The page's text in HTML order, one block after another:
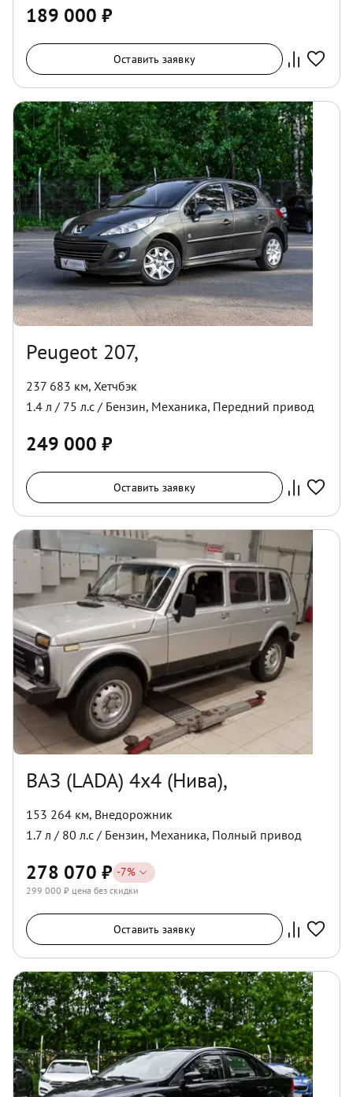
189 000 ₽
Оставить заявку
Peugeot 207,
237 683 км, Хетчбэк
1.4 л / 75 л.с / Бензин, Механика, Передний привод
249 000 ₽
Оставить заявку
ВАЗ (LADA) 4x4 (Нива),
153 264 км, Внедорожник
1.7 л / 80 л.с / Бензин, Механика, Полный привод
278 070 ₽ -7%
299 000 ₽ цена без скидки
Оставить заявку